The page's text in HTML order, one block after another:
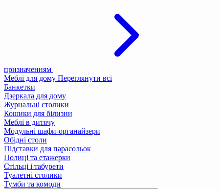
призначенням
Меблі для дому Переглянути всі
Банкетки
Дзеркала для дому
Журнальні столики
Кошики для білизни
Меблі в дитячу
Модульні шафи-органайзери
Обідні столи
Підставки для парасольок
Полиці та етажерки
Стільці і табурети
Туалетні столики
Тумби та комоди